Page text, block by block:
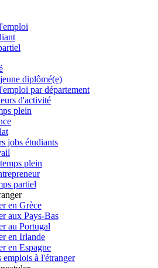
diplômé(e)
par département
d'activité
plein
jobs étudiants
plein
partiel
en Grèce
aux Pays-Bas
au Portugal
en Irlande
en Espagne
emplois à l'étranger